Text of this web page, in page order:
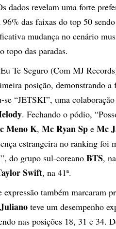
dados revelam uma forte
das faixas do top 50
mudança no cenário
topo das paradas.
Te Seguro (Com MJ
posição, demonstrando a
se “JETSKI”, uma
. Fechando o pódio,
Meno K, Mc Ryan Sp e Mc
estrangeira no ranking foi
do grupo sul-coreano BTS,
Swift, na 41ª.
também marcaram
teve um desempenho
nas posições 18, 31 e 34.